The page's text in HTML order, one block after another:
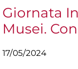
Giornata
Musei.
17/05/2024